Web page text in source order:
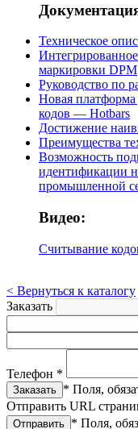
Техническое
маркировки DPM
Руководство по
Новая
кодов — Hotbars
Достижение
Преимущества
Возможность
идентификации
промышленной
Видео:
Считывание
< Вернуться к каталогу
Заказать
Телефон *
* Поля,
Отправить URL
* Поля,